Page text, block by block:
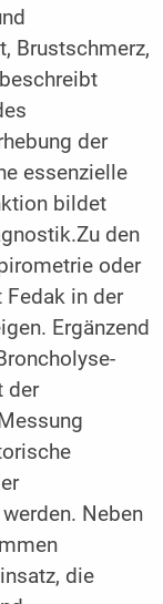
Brustschmerz,
der
essenzielle
bildet
den
oder
in der
Ergänzend
der
Neben
die